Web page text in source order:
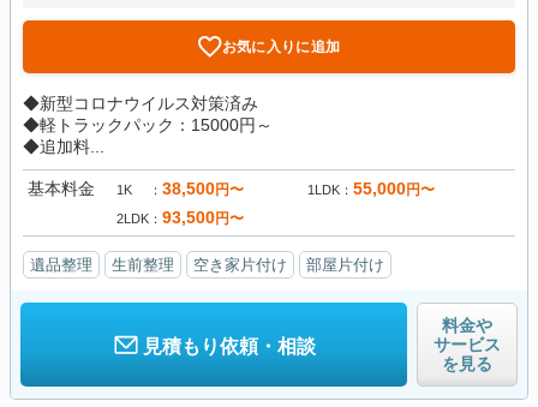
お気に入りに追加
◆新型コロナウイルス対策済み
◆軽トラックパック：15000円～
◆追加料...
基本料金 1K 38,500円〜 1LDK 55,000円〜
2LDK 93,500円〜
遺品整理 生前整理 空き家片付け 部屋片付け
見積もり依頼・相談
料金や
サービス
を見る